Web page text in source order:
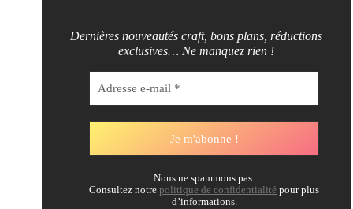
Dernières nouveautés craft, bons plans, réductions
exclusives… Ne manquez rien !
Nous ne spammons pas.
Consultez notre politique de confidentialité pour plus
d’informations.